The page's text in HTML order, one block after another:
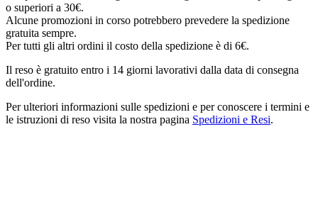
o superiori a 30€.
Alcune promozioni in corso potrebbero prevedere la spedizione
gratuita sempre.
Per tutti gli altri ordini il costo della spedizione è di 6€.
Il reso è gratuito entro i 14 giorni lavorativi dalla data di consegna
dell'ordine.
Per ulteriori informazioni sulle spedizioni e per conoscere i termini e
le istruzioni di reso visita la nostra pagina Spedizioni e Resi.